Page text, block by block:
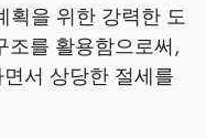
획을 위한 강력한 도
조를 활용함으로써,
서 상당한 절세를